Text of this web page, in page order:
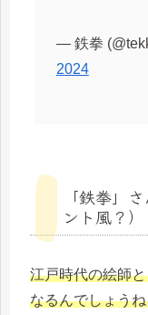
— 鉄拳
2024
「鉄拳」
ント風？）
江戸時代の絵師
なるんでしょう